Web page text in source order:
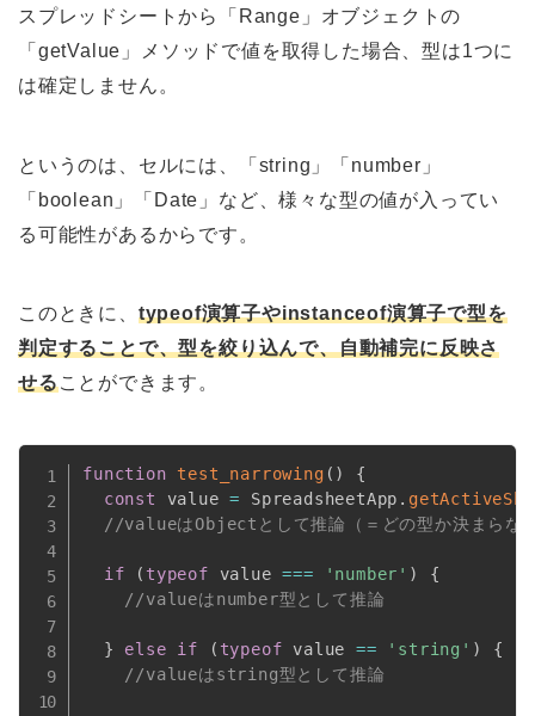
スプレッドシートから「Range」オブジェクトの
「getValue」メソッドで値を取得した場合、型は1つに
は確定しません。
というのは、セルには、「string」「number」
「boolean」「Date」など、様々な型の値が入ってい
る可能性があるからです。
このときに、 typeof演算子やinstanceof演算子で型を
判定することで、型を絞り込んで、自動補完に反映さ
せることができます。
function test_narrowing ( )
{
const
value = SpreadsheetApp .
//valueはObjectとして推論（＝どの型か決まらな
if ( typeof value === 'number' )
{
//valueはnumber型として推論
} else if ( typeof value == 'string' )
{
//valueはstring型として推論